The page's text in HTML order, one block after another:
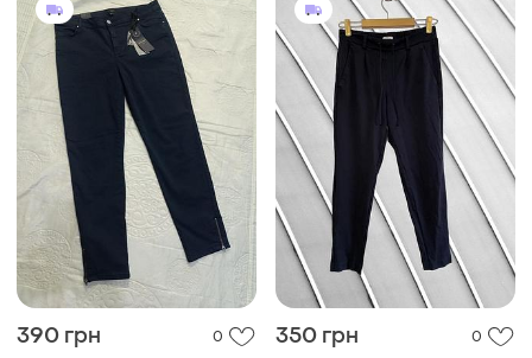
390 грн 0 350 грн
0